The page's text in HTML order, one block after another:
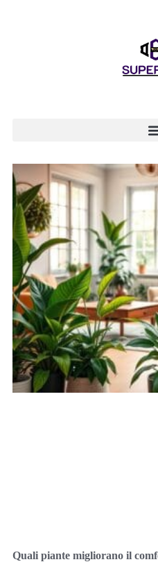
Quali piante migliorano il